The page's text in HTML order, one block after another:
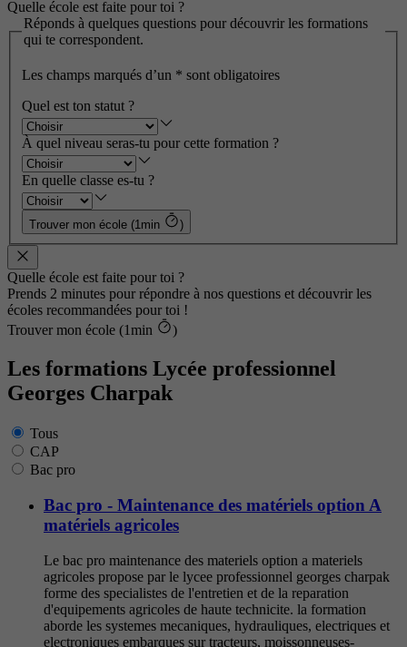
Quelle école est faite pour toi ?
Réponds à quelques questions pour découvrir les formations
qui te correspondent.
Les champs marqués d’un * sont obligatoires
Quel est ton statut ?
À quel niveau seras-tu pour cette formation ?
En quelle classe es-tu ?
Trouver mon école (1min )
Quelle école est faite pour toi ?
Prends 2 minutes pour répondre à nos questions et découvrir les
écoles recommandées pour toi !
Trouver mon école (1min
)
Les formations Lycée professionnel
Georges Charpak
Tous
CAP
Bac pro
Bac pro - Maintenance des matériels option A
matériels agricoles
Le bac pro maintenance des materiels option a materiels
agricoles propose par le lycee professionnel georges charpak
forme des specialistes de l'entretien et de la reparation
d'equipements agricoles de haute technicite. la formation
aborde les systemes mecaniques, hydrauliques, electriques et
electroniques embarques sur tracteurs, moissonneuses-